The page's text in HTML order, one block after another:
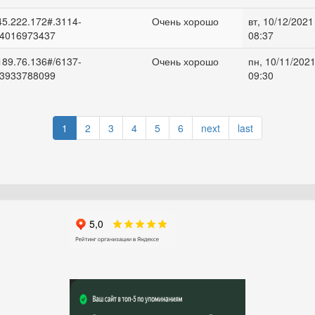
Очень хорошо
вт, 10/12/
08:37
6137-
Очень хорошо
пн, 10/11/
09:30
1 2 3 4 5 6 next last